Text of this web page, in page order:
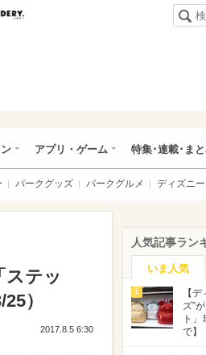
肉
アプリ・ゲーム 特集･連載･ま
パークグッズ パークグルメ ディズニ
ステッ
）
2017.8.5 6:30
人気記事ラン
いま人気
1
【
ズ”
ト
で】